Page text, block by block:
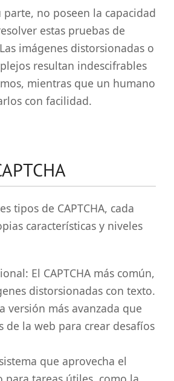
parte, no poseen la capacidad
estas pruebas de
imágenes distorsionadas o
resultan indescifrables
mientras que un humano
con facilidad.
tipos de CAPTCHA, cada
características y niveles
El CAPTCHA más común,
distorsionadas con texto.
versión más avanzada que
de la web para crear desafíos
que aprovecha el